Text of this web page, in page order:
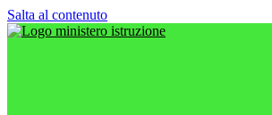
Salta al contenuto